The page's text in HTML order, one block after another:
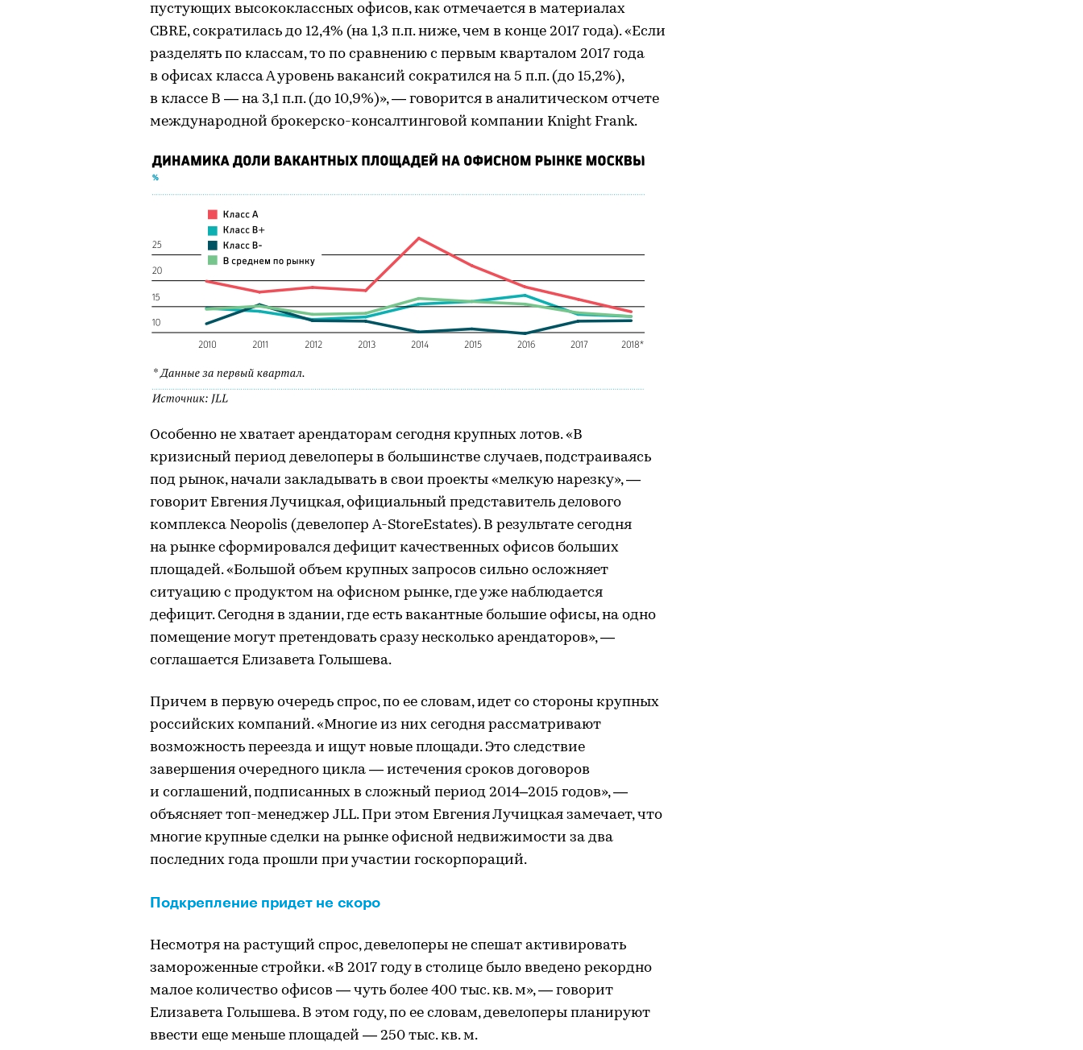
пустующих высококлассных офисов, как отмечается в материалах
CBRE, сократилась до 12,4% (на 1,3 п.п. ниже, чем в конце 2017 года). «Если
разделять по классам, то по сравнению с первым кварталом 2017 года
в офисах класса А уровень вакансий сократился на 5 п.п. (до 15,2%),
в классе В — на 3,1 п.п. (до 10,9%)», — говорится в аналитическом отчете
международной брокерско-консалтинговой компании Knight Frank.
Особенно не хватает арендаторам сегодня крупных лотов. «В
кризисный период девелоперы в большинстве случаев, подстраиваясь
под рынок, начали закладывать в свои проекты «мелкую нарезку», —
говорит Евгения Лучицкая, официальный представитель делового
комплекса Neopolis (девелопер A-StoreEstates). В результате сегодня
на рынке сформировался дефицит качественных офисов больших
площадей. «Большой объем крупных запросов сильно осложняет
ситуацию с продуктом на офисном рынке, где уже наблюдается
дефицит. Сегодня в здании, где есть вакантные большие офисы, на одно
помещение могут претендовать сразу несколько арендаторов», —
соглашается Елизавета Голышева.
Причем в первую очередь спрос, по ее словам, идет со стороны крупных
российских компаний. «Многие из них сегодня рассматривают
возможность переезда и ищут новые площади. Это следствие
завершения очередного цикла — истечения сроков договоров
и соглашений, подписанных в сложный период 2014–2015 годов», —
объясняет топ-менеджер JLL. При этом Евгения Лучицкая замечает, что
многие крупные сделки на рынке офисной недвижимости за два
последних года прошли при участии госкорпораций.
Подкрепление придет не скоро
Несмотря на растущий спрос, девелоперы не спешат активировать
замороженные стройки. «В 2017 году в столице было введено рекордно
малое количество офисов — чуть более 400 тыс. кв. м», — говорит
Елизавета Голышева. В этом году, по ее словам, девелоперы планируют
ввести еще меньше площадей — 250 тыс. кв. м.